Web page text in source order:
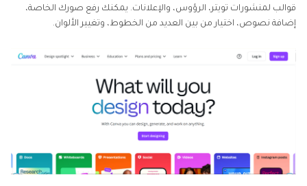
قوالب لمنشورات تويتر، الرؤوس، والإعلانات. يمكنك رفع صورك الخاصة،
إضافة نصوص، اختيار من بين العديد من الخطوط، وتغيير الألوان.